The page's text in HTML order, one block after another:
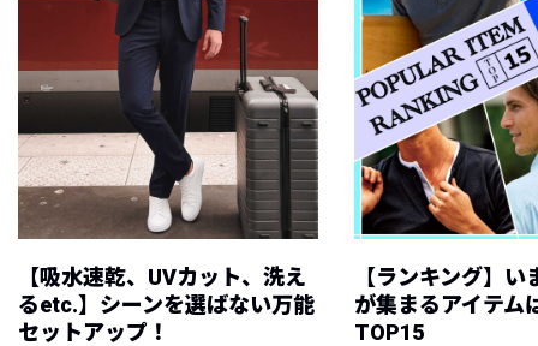
【吸水速乾、UVカット、洗え
るetc.】シーンを選ばない万能
セットアップ！
【ランキング】
が集まるアイテム
TOP15